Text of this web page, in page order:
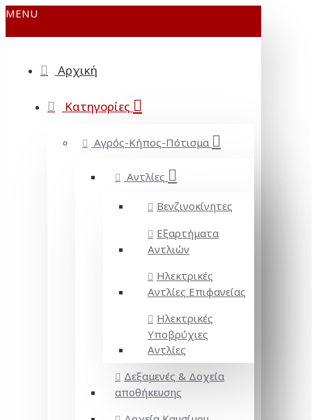
MENU
Αρχική
Κατηγορίες
Αγρός-Κήπος-Πότισμα
Αντλίες
Βενζινοκίνητες
Εξαρτήματα
Αντλιών
Ηλεκτρικές
Αντλίες Επιφανείας
Ηλεκτρικές
Υποβρύχιες
Αντλίες
Δεξαμενές & Δοχεία
αποθήκευσης